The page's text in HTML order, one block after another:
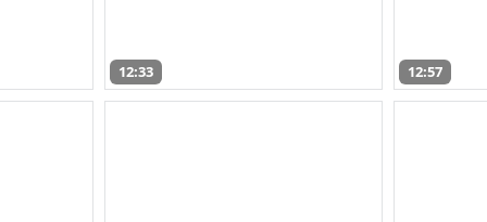
12:33 12:57